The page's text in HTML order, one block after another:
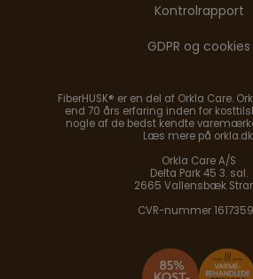
Kontrolrapport
GDPR og cookies
FiberHUSK® er en del af Orkla Care.
end 70 års erfaring inden for
nogle af de bedst kendte
Læs mere på
Orkla Care A/S
Delta Park 45 3. sal.
2665 Vallensbæk
CVR-nummer